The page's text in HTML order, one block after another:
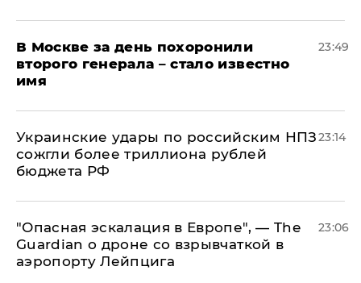
В Москве за день похоронили
второго генерала – стало известно
имя
23:49
Украинские удары по российским НПЗ
сожгли более триллиона рублей
бюджета РФ
23:14
"Опасная эскалация в Европе", — The
Guardian о дроне со взрывчаткой в
аэропорту Лейпцига
23:06